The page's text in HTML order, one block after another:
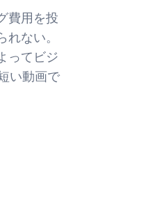
費用を投
ない。
ってビジ
い動画で